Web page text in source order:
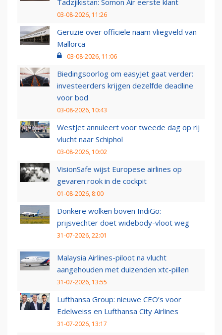
03-08-2026, 11:26
Geruzie over officiële naam vliegveld van
Mallorca
03-08-2026, 11:06
Biedingsoorlog om easyJet gaat verder:
investeerders krijgen dezelfde deadline
voor bod
03-08-2026, 10:43
WestJet annuleert voor tweede dag op rij
vlucht naar Schiphol
03-08-2026, 10:02
VisionSafe wijst Europese airlines op
gevaren rook in de cockpit
01-08-2026, 8:00
Donkere wolken boven IndiGo:
prijsvechter doet widebody-vloot weg
31-07-2026, 22:01
Malaysia Airlines-piloot na vlucht
aangehouden met duizenden xtc-pillen
31-07-2026, 13:55
Lufthansa Group: nieuwe CEO’s voor
Edelweiss en Lufthansa City Airlines
31-07-2026, 13:17